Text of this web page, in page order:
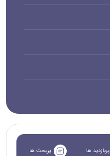
پربازدید ها پربحث ها